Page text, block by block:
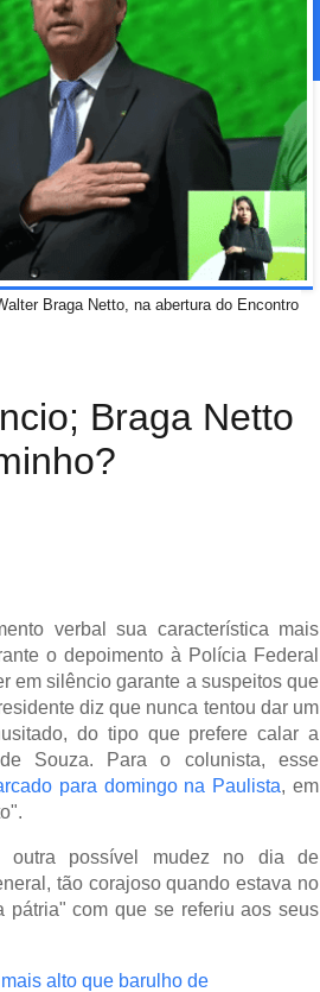
Braga Netto, na abertura do Encontro
Braga Netto
verbal sua característica mais
o depoimento à Polícia Federal
em silêncio garante a suspeitos que
diz que nunca tentou dar um
do tipo que prefere calar a
Souza. Para o colunista, esse
para domingo na Paulista, em
outra possível mudez no dia de
tão corajoso quando estava no
com que se referiu aos seus
alto que barulho de